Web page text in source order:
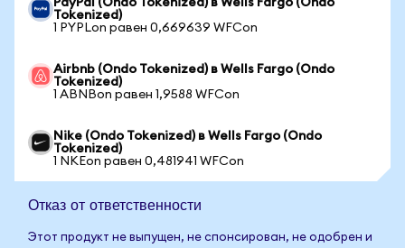
PayPal (Ondo Tokenized) в Wells Fargo (Ondo
Tokenized)
1 PYPLon равен 0,669639 WFCon
Airbnb (Ondo Tokenized) в Wells Fargo (Ondo
Tokenized)
1 ABNBon равен 1,9588 WFCon
Nike (Ondo Tokenized) в Wells Fargo (Ondo
Tokenized)
1 NKEon равен 0,481941 WFCon
Отказ от ответственности
Этот продукт не выпущен, не спонсирован, не одобрен и